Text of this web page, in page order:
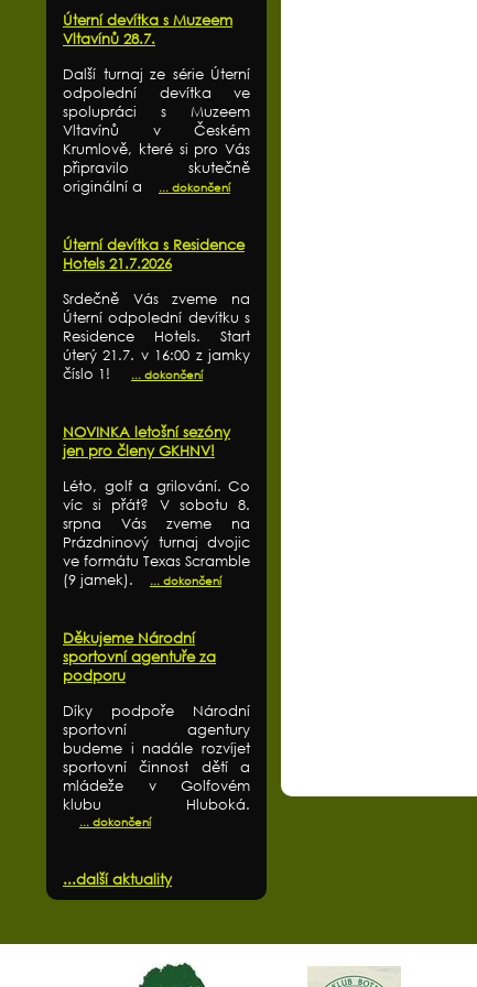
Úterní devítka s Muzeem
Vltavínů 28.7.
Další turnaj ze série Úterní
odpolední devítka ve
spolupráci s Muzeem
Vltavínů v Českém
Krumlově, které si pro Vás
připravilo skutečně
originální a
... dokončení
Úterní devítka s Residence
Hotels 21.7.2026
Srdečně Vás zveme na
Úterní odpolední devítku s
Residence Hotels. Start
úterý 21.7. v 16:00 z jamky
číslo 1!
... dokončení
NOVINKA letošní sezóny
jen pro členy GKHNV!
Léto, golf a grilování. Co
víc si přát? V sobotu 8.
srpna Vás zveme na
Prázdninový turnaj dvojic
ve formátu Texas Scramble
(9 jamek).
... dokončení
Děkujeme Národní
sportovní agentuře za
podporu
Díky podpoře Národní
sportovní agentury
budeme i nadále rozvíjet
sportovní činnost dětí a
mládeže v Golfovém
klubu Hluboká.
... dokončení
...další aktuality